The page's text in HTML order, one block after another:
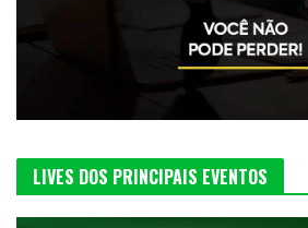
LIVES DOS PRINCIPAIS EVENTOS